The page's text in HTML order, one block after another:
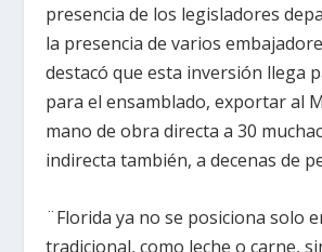
presencia de los legisladores
la presencia de varios
destacó que esta inversión llega
para el ensamblado, exportar al
mano de obra directa a 30
indirecta también, a decenas de
¨Florida ya no se posiciona solo
tradicional, como leche o carne,